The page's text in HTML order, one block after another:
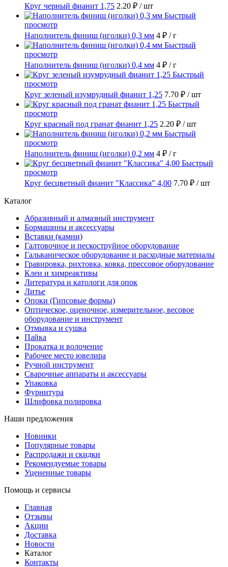
Круг черный фианит 1,75 2.20 ₽ / шт
Быстрый
просмотр
Наполнитель финиш (иголки) 0,3 мм 4 ₽ / г
Быстрый
просмотр
Наполнитель финиш (иголки) 0,4 мм 4 ₽ / г
Быстрый
просмотр
Круг зеленый изумрудный фианит 1,25 7.70 ₽ / шт
Быстрый
просмотр
Круг красный под гранат фианит 1,25 2.20 ₽ / шт
Быстрый
просмотр
Наполнитель финиш (иголки) 0,2 мм 4 ₽ / г
Быстрый
просмотр
Круг бесцветный фианит "Классика" 4,00 7.70 ₽ / шт
Каталог
Абразивный и алмазный инструмент
Бормашины и аксессуары
Вставки (камни)
Галтовочное и пескоструйное оборудование
Гальваническое оборудование и расходные материалы
Гравировка, рихтовка, ковка, прессовое оборудование
Клеи и химреактивы
Литература и катологи для опок
Литье
Опоки (Гипсовые формы)
Оптическое, оценочное, измерительное, весовое
оборудование и инструмент
Отмывка и сушка
Пайка
Прокатка и волочение
Рабочее место ювелира
Ручной инструмент
Сварочные аппараты и аксессуары
Упаковка
Фурнитура
Шлифовка полировка
Наши предложения
Новинки
Популярные товары
Распродажи и скидки
Рекомендуемые товары
Уцененные товары
Помощь и сервисы
Главная
Отзывы
Акции
Доставка
Новости
Каталог
Контакты